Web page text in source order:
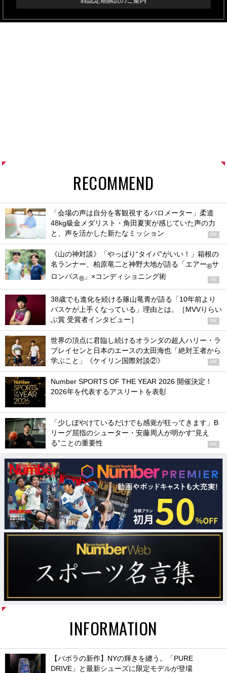
RECOMMEND
「会場の声は自分を客観視するバロメーター」柔道
48kg級金メダリスト・角田夏実が感じていた声の力
と、声を活かした新たなミッション
PR
《山の神対談》「やっぱり“タイパ”がいい！」箱根の
名ランナー、柏原竜二と神野大地が語る「エアー®サ
ロンパス® 」×コンディショニング術 PR
38歳でも進化を続ける篠山竜青が語る「10年前より
バスケが上手くなっている」理由とは。［MVVりらい
ぶ賞 受賞者インタビュー］
PR
世界の頂点に君臨し続けるオランダの超人ハリー・ラ
ブレイセンと日本のエースの太田海也「絶対王者から
学ぶこと」《ケイリン国際対談②》
PR
Number SPORTS OF THE YEAR 2026 開催決定！
2026年を代表するアスリートを表彰
「少しぼやけているだけでも感覚が狂ってきます」B
リーグ屈指のシューター・安藤周人が明かす“見え
る”ことの重要性
PR
INFORMATION
【バボラの新作】NYの輝きを纏う。「PURE
DRIVE」と最新シューズに限定モデルが登場